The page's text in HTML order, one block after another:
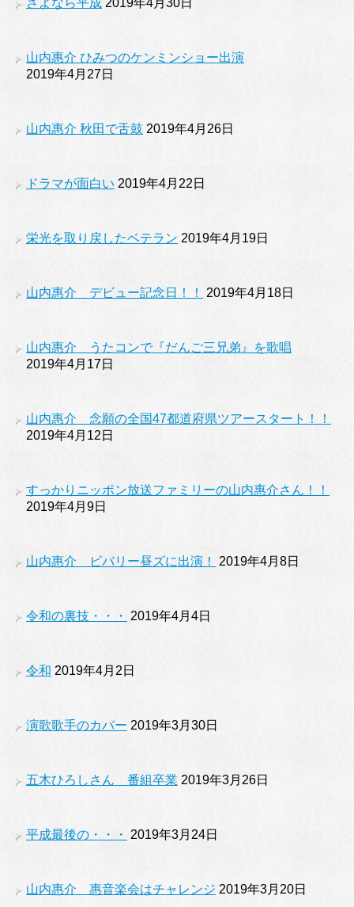
さよなら平成 2019年4月30日
山内惠介 ひみつのケンミンショー出演
2019年4月27日
山内惠介 秋田で舌鼓 2019年4月26日
ドラマが面白い 2019年4月22日
栄光を取り戻したベテラン 2019年4月19日
山内惠介 デビュー記念日！！ 2019年4月18日
山内惠介 うたコンで『だんご三兄弟』を歌唱
2019年4月17日
山内惠介 念願の全国47都道府県ツアースタート！！
2019年4月12日
すっかりニッポン放送ファミリーの山内惠介さん！！
2019年4月9日
山内惠介 ビバリー昼ズに出演！ 2019年4月8日
令和の裏技・・・ 2019年4月4日
令和 2019年4月2日
演歌歌手のカバー 2019年3月30日
五木ひろしさん 番組卒業 2019年3月26日
平成最後の・・・ 2019年3月24日
山内惠介 惠音楽会はチャレンジ 2019年3月20日